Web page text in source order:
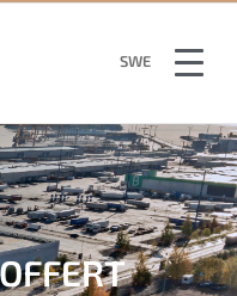
SWE
FIN